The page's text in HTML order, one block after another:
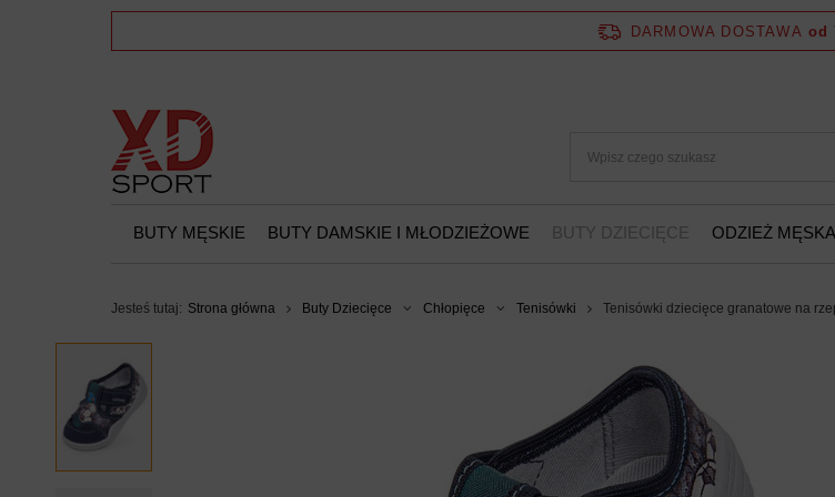
DARMOWA DOSTAWA od
BUTY MĘSKIE BUTY DAMSKIE I MŁODZIEŻOWE BUTY DZIECIĘCE ODZIEŻ MĘSKA
Jesteś tutaj: Strona główna Buty Dziecięce Chłopięce Tenisówki Tenisówki dziecięce granatowe na